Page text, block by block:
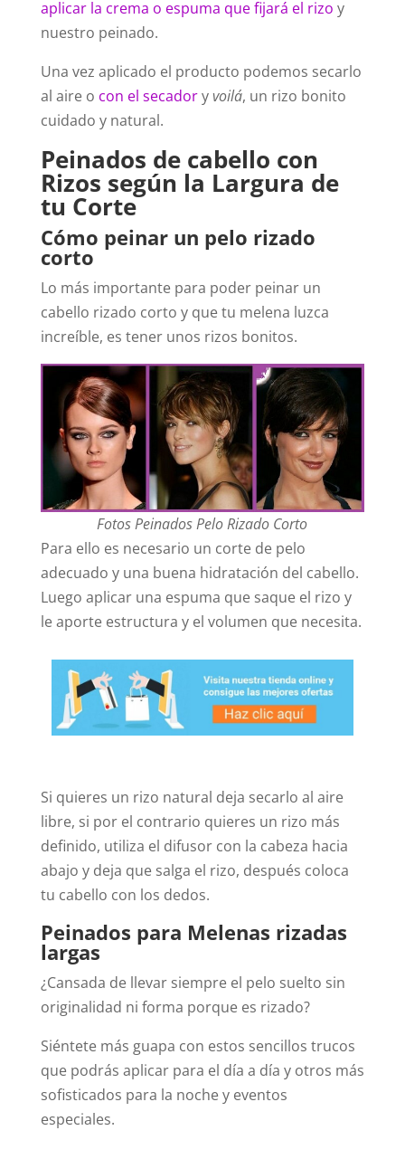
aplicar la crema o espuma que fijará el rizo y
nuestro peinado.
Una vez aplicado el producto podemos secarlo
al aire o con el secadoryvoilá, un rizo bonito
cuidado y natural.
Peinados de cabello con
Rizos según la Largura de
tu Corte
Cómo peinar un pelo rizado
corto
Lo más importante para poder peinar un
cabello rizado corto y que tu melena luzca
increíble, es tener unos rizos bonitos.
Fotos Peinados Pelo Rizado Corto
Para ello es necesario un corte de pelo
adecuado y una buena hidratación del cabello.
Luego aplicar una espuma que saque el rizo y
le aporte estructura y el volumen que necesita.
Si quieres un rizo natural deja secarlo al aire
libre, si por el contrario quieres un rizo más
definido, utiliza el difusor con la cabeza hacia
abajo y deja que salga el rizo, después coloca
tu cabello con los dedos.
Peinados para Melenas rizadas
largas
¿Cansada de llevar siempre el pelo suelto sin
originalidad ni forma porque es rizado?
Siéntete más guapa con estos sencillos trucos
que podrás aplicar para el día a día y otros más
sofisticados para la noche y eventos
especiales.